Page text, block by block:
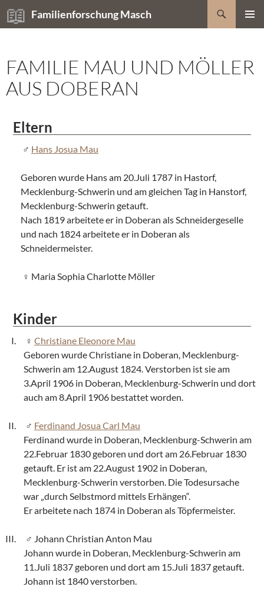
Zum
Inhalt
Familienforschung Masch
Suchen
FAMILIE MAU UND MÖLLER
AUS DOBERAN
Eltern
Hans Josua Mau
Geboren wurde Hans am 20.Juli 1787 in Hastorf,
Mecklenburg-Schwerin und am gleichen Tag in Hanstorf,
Mecklenburg-Schwerin getauft.
Nach 1819 arbeitete er in Doberan als Schneidergeselle
und nach 1824 arbeitete er in Doberan als
Schneidermeister.
Maria Sophia Charlotte Möller
Kinder
Christiane Eleonore Mau
Geboren wurde Christiane in Doberan, Mecklenburg-
Schwerin am 12.August 1824. Verstorben ist sie am
3.April 1906 in Doberan, Mecklenburg-Schwerin und dort
auch am 8.April 1906 bestattet worden.
Ferdinand Josua Carl Mau
Ferdinand wurde in Doberan, Mecklenburg-Schwerin am
22.Februar 1830 geboren und dort am 26.Februar 1830
getauft. Er ist am 22.August 1902 in Doberan,
Mecklenburg-Schwerin verstorben. Die Todesursache
war „durch Selbstmord mittels Erhängen“.
Er arbeitete nach 1874 in Doberan als Töpfermeister.
Johann Christian Anton Mau
Johann wurde in Doberan, Mecklenburg-Schwerin am
11.Juli 1837 geboren und dort am 15.Juli 1837 getauft.
Johann ist 1840 verstorben.